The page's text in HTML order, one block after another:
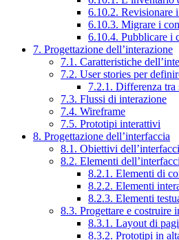
6.10.2. Revisionare
6.10.3. Migrare i
6.10.4. Pubblicare i
7. Progettazione dell’interazione
7.1. Caratteristiche
7.2. User stories per
7.2.1. Differenza tra
7.3. Flussi di interazione
7.4. Wireframe
7.5. Prototipi interattivi
8. Progettazione dell’interfaccia
8.1. Obiettivi
8.2. Elementi
8.2.1. Elementi di
8.2.2. Elementi
8.2.3. Elementi
8.3. Progettare e costruire
8.3.1. Layout di
8.3.2. Prototipi in